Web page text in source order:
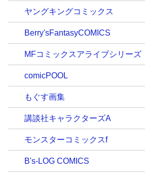
ヤングキングコミックス
Berry'sFantasyCOMICS
MFコミックスアライブシリーズ
comicPOOL
もぐす画集
講談社キャラクターズA
モンスターコミックスf
B's-LOG COMICS